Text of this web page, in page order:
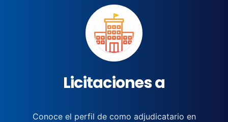
Licitaciones a
Conoce el perfil de como adjudicatario en